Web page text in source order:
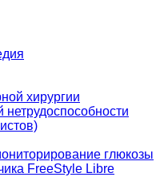
хирургии
глюкозы
FreeStyle Libre